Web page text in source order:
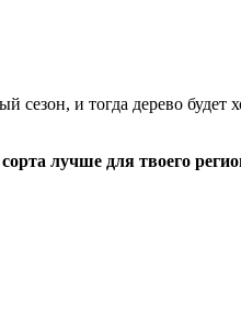
и тогда дерево будет
лучше для твоего